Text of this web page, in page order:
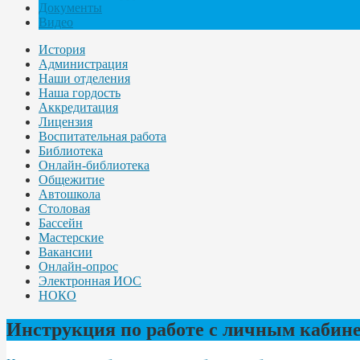
Документы
Видео
История
Администрация
Наши отделения
Наша гордость
Аккредитация
Лицензия
Воспитательная работа
Библиотека
Онлайн-библиотека
Общежитие
Автошкола
Столовая
Бассейн
Мастерские
Вакансии
Онлайн-опрос
Электронная ИОС
НОКО
Инструкция по работе с личным